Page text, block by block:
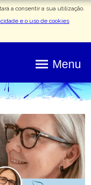
a consentir a sua utilização.
e o uso de cookies
Menu